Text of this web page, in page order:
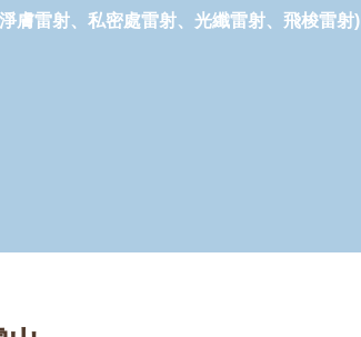
膚雷射、私密處雷射、光纖雷射、飛梭雷射)